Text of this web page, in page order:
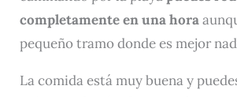
completamente en una hora
pequeño tramo donde es mejor
La comida está muy buena y